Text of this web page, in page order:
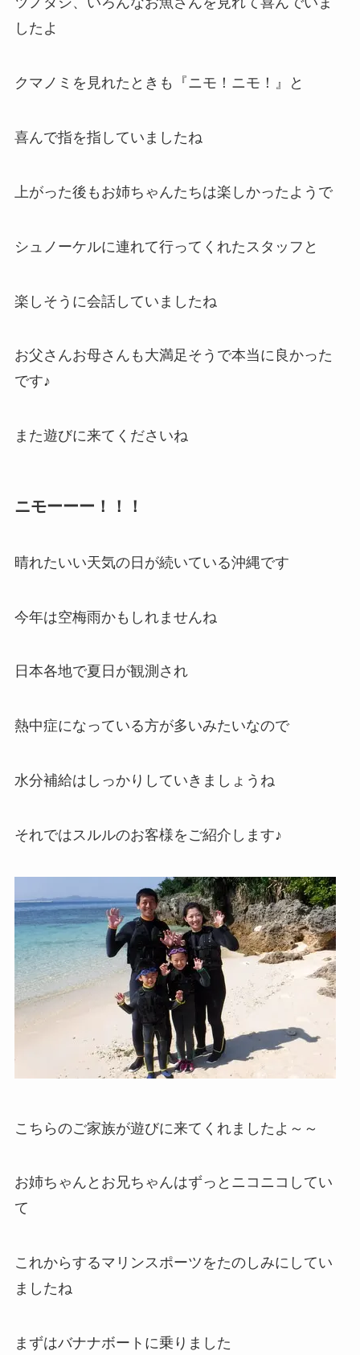
したよ
クマノミを見れたときも『ニモ！ニモ！』と
喜んで指を指していましたね
上がった後もお姉ちゃんたちは楽しかったようで
シュノーケルに連れて行ってくれたスタッフと
楽しそうに会話していましたね
お父さんお母さんも大満足そうで本当に良かった
です♪
また遊びに来てくださいね
ニモーーー！！！
晴れたいい天気の日が続いている沖縄です
今年は空梅雨かもしれませんね
日本各地で夏日が観測され
熱中症になっている方が多いみたいなので
水分補給はしっかりしていきましょうね
それではスルルのお客様をご紹介します♪
こちらのご家族が遊びに来てくれましたよ～～
お姉ちゃんとお兄ちゃんはずっとニコニコしてい
て
これからするマリンスポーツをたのしみにしてい
ましたね
まずはバナナボートに乗りました